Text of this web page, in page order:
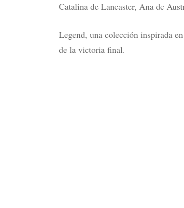
Catalina de Lancaster, Ana de
Legend, una colección inspirada
de la victoria final.